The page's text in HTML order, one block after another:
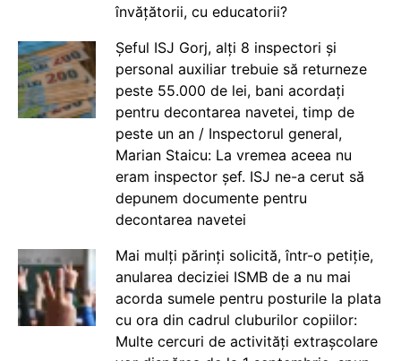
învățătorii, cu educatorii?
Șeful ISJ Gorj, alți 8 inspectori și
personal auxiliar trebuie să returneze
peste 55.000 de lei, bani acordați
pentru decontarea navetei, timp de
peste un an / Inspectorul general,
Marian Staicu: La vremea aceea nu
eram inspector șef. ISJ ne-a cerut să
depunem documente pentru
decontarea navetei
Mai mulți părinți solicită, într-o petiție,
anularea deciziei ISMB de a nu mai
acorda sumele pentru posturile la plata
cu ora din cadrul cluburilor copiilor:
Multe cercuri de activități extrașcolare